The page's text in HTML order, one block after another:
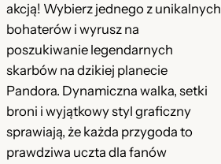
ł
a
:
5
5
,
9
,
9
9
z
akcją! Wybierz jednego z unikalnych
bohaterów i wyrusz na
poszukiwanie legendarnych
skarbów na dzikiej planecie
Pandora. Dynamiczna walka, setki
broni i wyjątkowy styl graficzny
sprawiają, że każda przygoda to
prawdziwa uczta dla fanów